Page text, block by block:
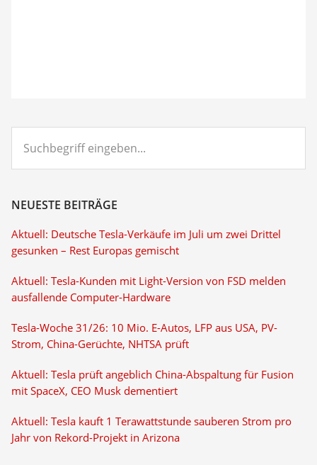
eingeben...
NEUESTE BEITRÄGE
Aktuell: Deutsche Tesla-Verkäufe im Juli um zwei Drittel
gesunken – Rest Europas gemischt
Aktuell: Tesla-Kunden mit Light-Version von FSD melden
ausfallende Computer-Hardware
Tesla-Woche 31/26: 10 Mio. E-Autos, LFP aus USA, PV-
Strom, China-Gerüchte, NHTSA prüft
Aktuell: Tesla prüft angeblich China-Abspaltung für Fusion
mit SpaceX, CEO Musk dementiert
Aktuell: Tesla kauft 1 Terawattstunde sauberen Strom pro
Jahr von Rekord-Projekt in Arizona